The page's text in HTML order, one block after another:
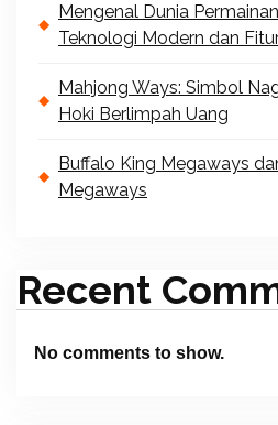
Mengenal Dunia
Teknologi Modern dan
Mahjong Ways: Simbol
Hoki Berlimpah Uang
Buffalo King Megaways
Megaways
Recent
No comments to show.